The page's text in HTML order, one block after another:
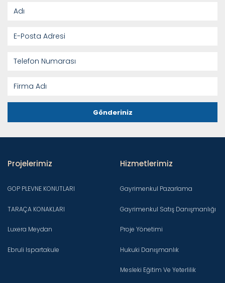
Gönderiniz
Projelerimiz
GOP PLEVNE KONUTLARI
TARAÇA KONAKLARI
Luxera Meydan
Ebruli Ispartakule
Hizmetlerimiz
Gayrimenkul Pazarlama
Gayrimenkul Satış Danışmanlığı
Proje Yönetimi
Hukuki Danışmanlık
Mesleki Eğitim Ve Yeterlilik